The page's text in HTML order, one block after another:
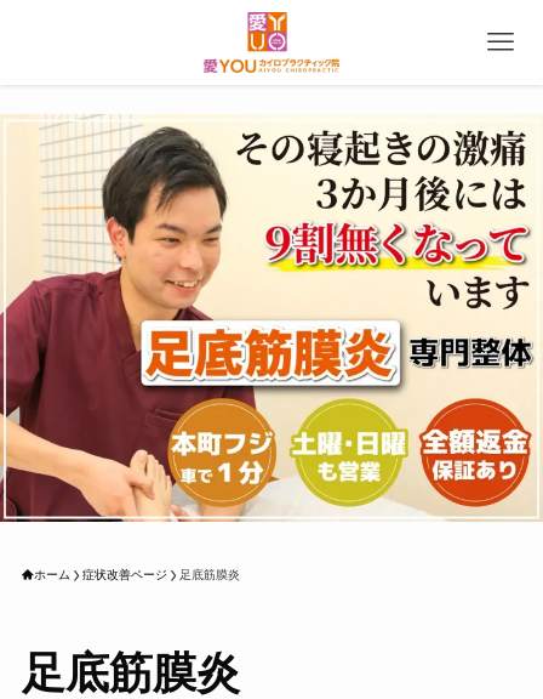
ホーム 症状改善ページ 足底筋膜炎
足底筋膜炎